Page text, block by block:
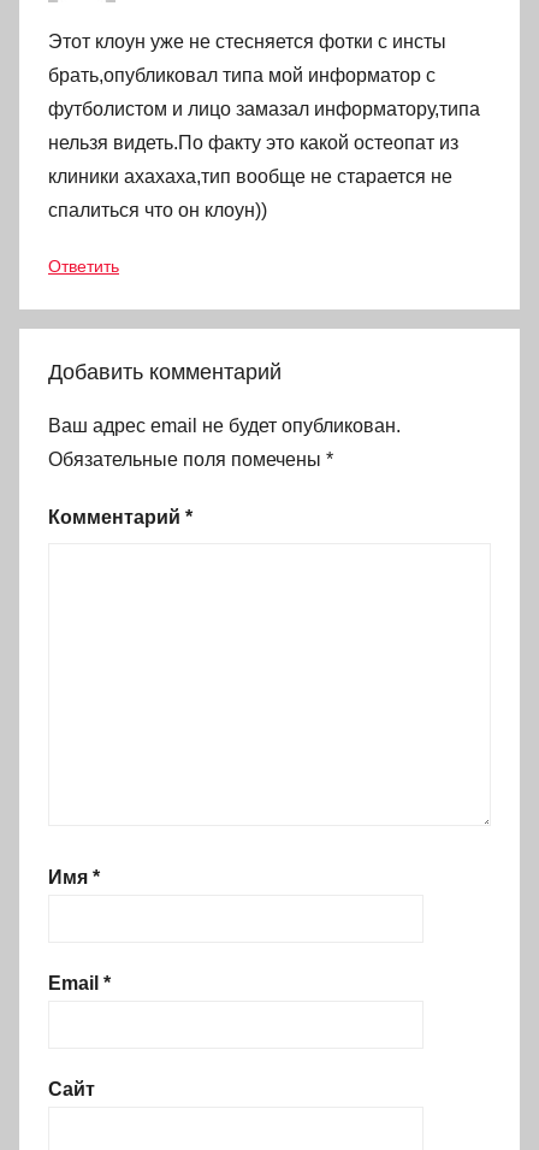
Этот клоун уже не стесняется фотки с инсты
брать,опубликовал типа мой информатор с
футболистом и лицо замазал информатору,типа
нельзя видеть.По факту это какой остеопат из
клиники ахахаха,тип вообще не старается не
спалиться что он клоун))
Ответить
Добавить комментарий
Ваш адрес email не будет опубликован.
Обязательные поля помечены *
Комментарий *
Имя *
Email *
Сайт